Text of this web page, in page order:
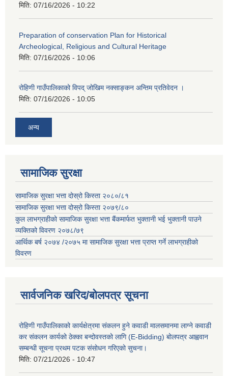
मिति: 07/16/2026 - 10:22
Preparation of conservation Plan for Historical
Archeological, Religious and Cultural Heritage
मिति: 07/16/2026 - 10:06
रोहिणी गाउँपालिकाको विपद् जोखिम नक्साङ्कन अन्तिम प्रतिवेदन ।
मिति: 07/16/2026 - 10:05
अन्य
सामाजिक सुरक्षा
सामाजिक सुरक्षा भत्ता दोस्रो किस्ता २०८०/८१
सामाजिक सुरक्षा भत्ता दोस्रो किस्ता २०७९/८०
कुल लाभग्राहीको सामाजिक सुरक्षा भत्ता बैंकमार्फत भुक्तानी भई भुक्तानी पाउने
व्यक्तिको विवरण २०७८/७९
आर्थिक बर्ष २०७४ /२०७५ मा सामाजिक सुरक्षा भत्ता प्राप्त गर्ने लाभग्राहीको
विवरण
सार्वजनिक खरिद/बोलपत्र सूचना
रोहिणी गाउँपालिकाको कार्यक्षेत्रमा संकलन हुने कवाडी मालसमानमा लाग्ने कवाडी
कर संकलन कार्यको ठेक्का बन्दोवस्तको लागि (E-Bidding) बोलपत्र आह्ववान
सम्बन्धी सूचना प्रथम पटक संसोधन गरिएको सुचना।
मिति: 07/21/2026 - 10:47